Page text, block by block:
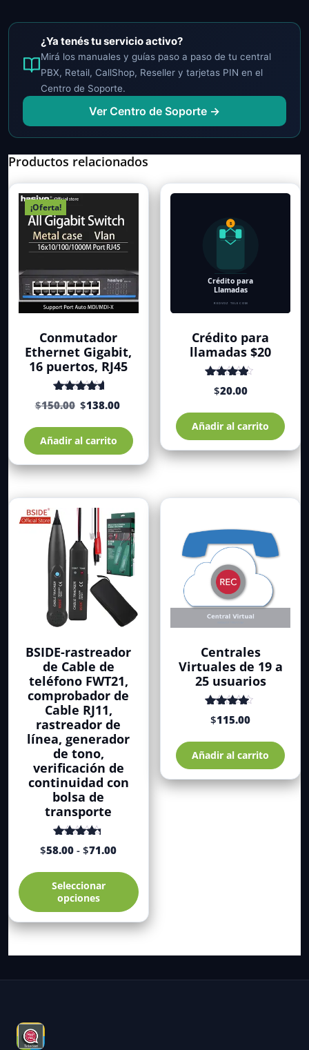
PC
Laptop
Skype
cantidad
¿Ya tenés tu servicio activo?
Mirá los manuales y guías paso a paso de tu central
PBX, Retail, CallShop, Reseller y tarjetas PIN en el
Centro de Soporte.
Ver Centro de Soporte →
Productos relacionados
¡Oferta!
Conmutador
Ethernet Gigabit,
16 puertos, RJ45
Valorado
con de 5
$150.00 El
era:
$150.00.
$138.00
actual
es:
$138.00.
Añadir al carrito
Crédito para
llamadas $20
Valorado
conde 5
$20.00
Añadir al carrito
BSIDE-rastreador
de Cable de
teléfono FWT21,
comprobador de
Cable RJ11,
rastreador de
línea, generador
de tono,
verificación de
continuidad con
bolsa de
transporte
Valorado
con
de 5
$58.00 - $71.00Rango
precios:
desde
$58.00
hasta
Seleccionar
opciones
producto
tiene
múltiples
variantes.
se
Centrales
Virtuales de 19 a
25 usuarios
Valorado
conde 5
$115.00
Añadir al carrito